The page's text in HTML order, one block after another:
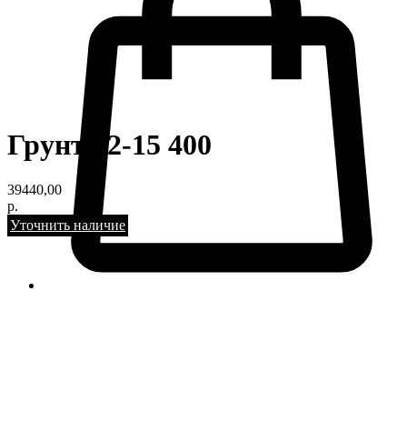
Грунт 12-15 400
39440,00
р.
Уточнить наличие